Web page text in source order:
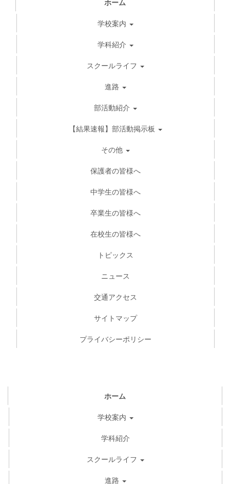
ホーム
学校案内
学科紹介
スクールライフ
進路
部活動紹介
【結果速報】部活動掲示板
その他
保護者の皆様へ
中学生の皆様へ
卒業生の皆様へ
在校生の皆様へ
トピックス
ニュース
交通アクセス
サイトマップ
プライバシーポリシー
ホーム
学校案内
学科紹介
スクールライフ
進路